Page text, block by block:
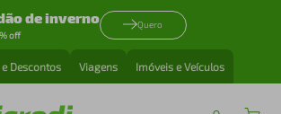
de inverno
off
Quero
Descontos Viagens Imóveis e Veículos